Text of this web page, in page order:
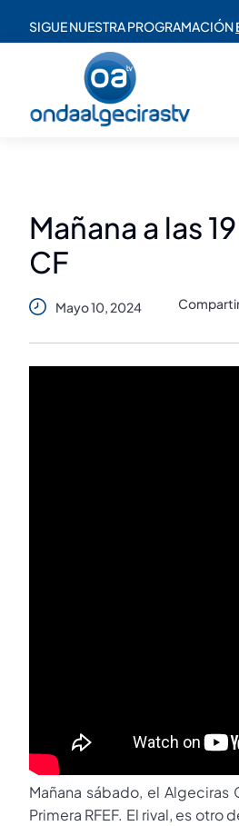
SIGUE NUESTRA PROGRAMACIÓN
Mañana a las
CF
Mayo 10, 2024
Mañana sábado, el
Primera RFEF. El rival, es